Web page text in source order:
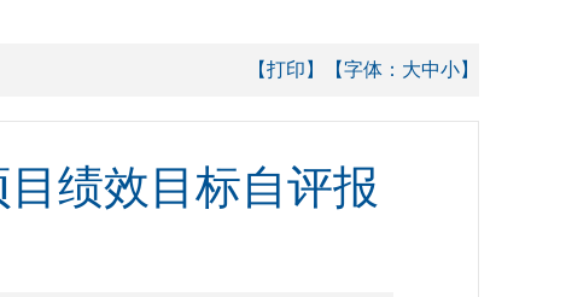
【打印】 【字体： 大中小】
绩效目标自评报